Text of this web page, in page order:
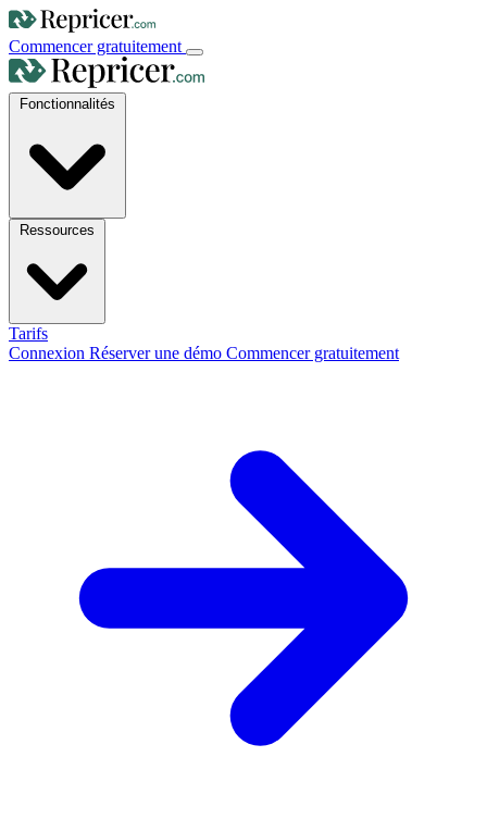
Commencer gratuitement
Tarifs
Connexion Réserver une démo Commencer gratuitement